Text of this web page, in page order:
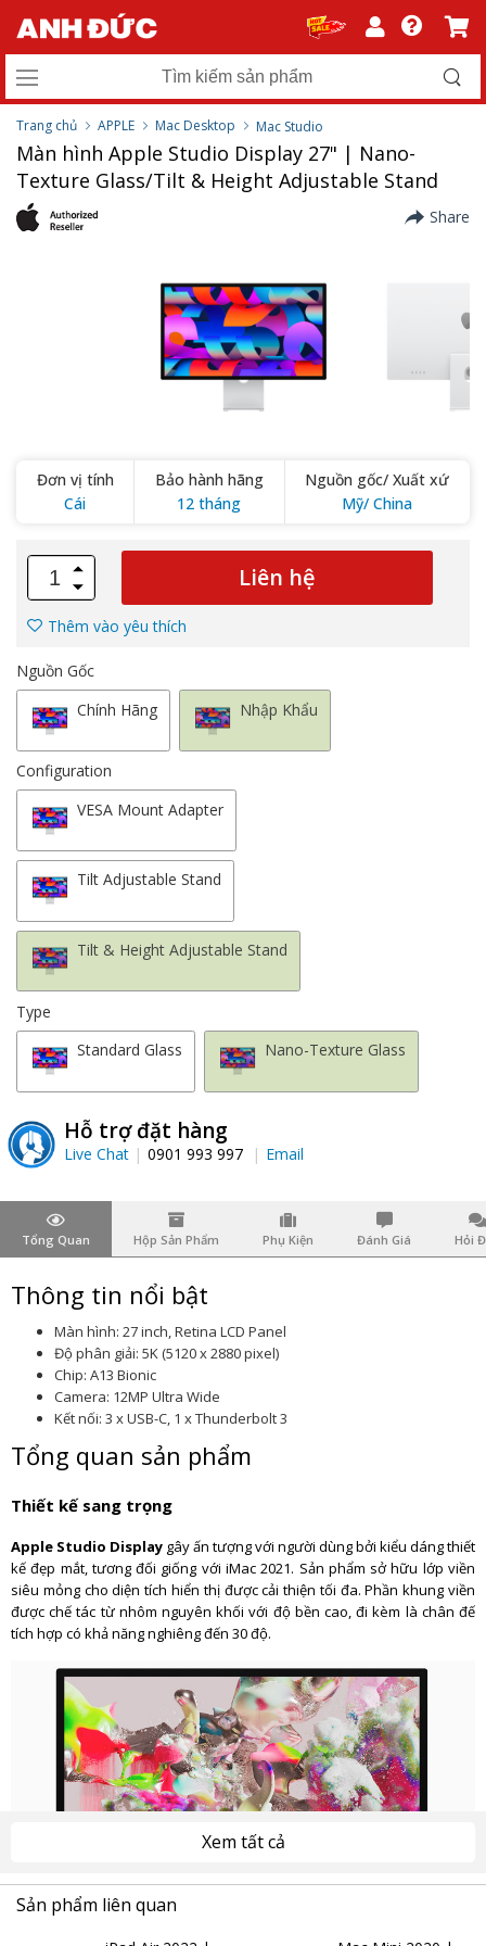
Trang chủ APPLE Mac Desktop Mac Studio
Màn hình Apple Studio Display 27" | Nano-
Texture Glass/Tilt & Height Adjustable Stand
Share
Đơn vị tính
Cái
Bảo hành hãng
12 tháng
Nguồn gốc/ Xuất xứ
Mỹ/ China
Liên hệ
Thêm vào yêu thích
Nguồn Gốc
Chính Hãng
Nhập Khẩu
Configuration
VESA Mount Adapter
Tilt Adjustable Stand
Tilt & Height Adjustable Stand
Type
Standard Glass
Nano-Texture Glass
Hỗ trợ đặt hàng
Live Chat 0901 993 997 Email
Tổng Quan Hộp Sản Phẩm Phụ Kiện Đánh Giá Hỏi
Thông tin nổi bật
Màn hình: 27 inch, Retina LCD Panel
Độ phân giải: 5K (5120 x 2880 pixel)
Chip: A13 Bionic
Camera: 12MP Ultra Wide
Kết nối: 3 x USB-C, 1 x Thunderbolt 3
Tổng quan sản phẩm
Thiết kế sang trọng
Apple Studio Display gây ấn tượng với người dùng bởi kiểu dáng thiết
kế đẹp mắt, tương đối giống với iMac 2021. Sản phẩm sở hữu lớp viền
siêu mỏng cho diện tích hiển thị được cải thiện tối đa. Phần khung viền
được chế tác từ nhôm nguyên khối với độ bền cao, đi kèm là chân đế
tích hợp có khả năng nghiêng đến 30 độ.
Xem tất cả
Sản phẩm liên quan